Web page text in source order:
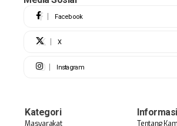
Facebook
X
Instagram
Kategori
Masyarakat
Informasi
Tentang